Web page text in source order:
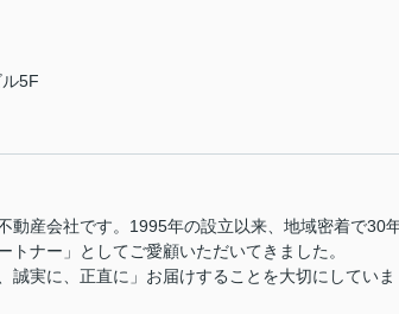
5F
動産会社です。1995年の設立以来、地域密着で30
ナー」としてご愛顧いただいてきました。
実に、正直に」お届けすることを大切にしていま